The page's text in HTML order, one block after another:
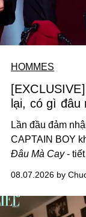
HOMMES
lại, có gì đâu
Lần đầu đảm
CAPTAIN BOY
Đâu Mà Cay- tiết
để lắng nghe,
nghệ sĩ, đó cũng
trình trở thành
08.07.2026 by